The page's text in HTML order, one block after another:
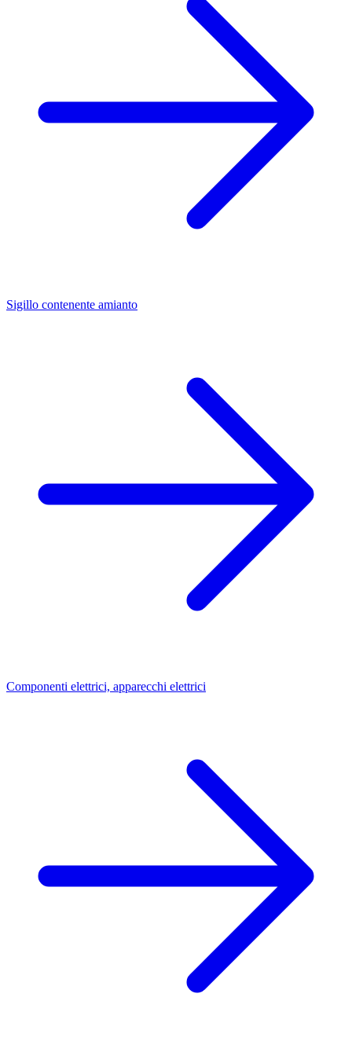
Sigillo contenente amianto
Componenti elettrici, apparecchi elettrici